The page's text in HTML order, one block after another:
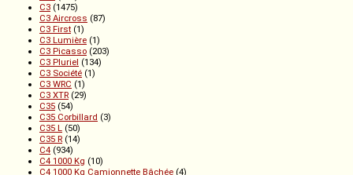
C3 (1475)
C3 Aircross (87)
C3 First (1)
C3 Lumière (1)
C3 Picasso (203)
C3 Pluriel (134)
C3 Société (1)
C3 WRC (1)
C3 XTR (29)
C35 (54)
C35 Corbillard (3)
C35 L (50)
C35 R (14)
C4 (934)
C4 1000 Kg (10)
C4 1000 Kg Camionnette Bâchée (4)